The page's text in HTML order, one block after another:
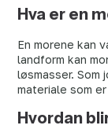
Hva er en
En morene kan
landform kan
løsmasser. Som
materiale som
Hvordan